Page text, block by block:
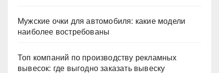
Мужские очки для автомобиля: какие модели
наиболее востребованы
Топ компаний по производству рекламных
вывесок: где выгодно заказать вывеску